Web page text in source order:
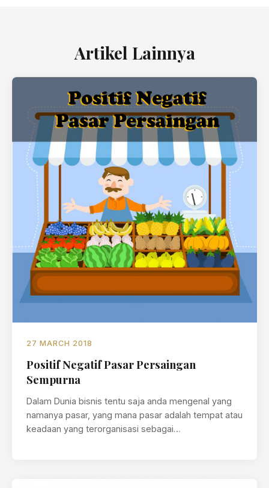
Artikel Lainnya
27 MARCH 2018
Positif Negatif Pasar Persaingan
Sempurna
Dalam Dunia bisnis tentu saja anda mengenal yang
namanya pasar, yang mana pasar adalah tempat atau
keadaan yang terorganisasi sebagai…